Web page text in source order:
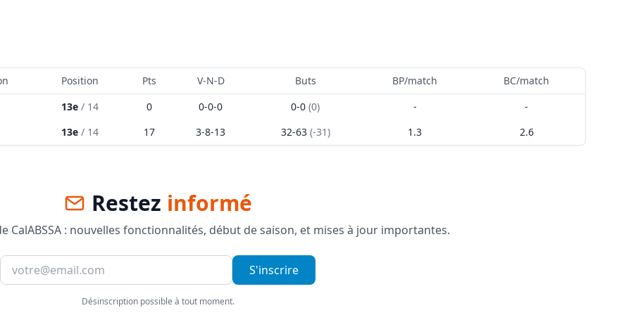
Position Pts V-N-D Buts BP/match
BC/match
13e / 14 0 0-0-0 0-0 (0) -
-
13e / 14 17 3-8-13 32-63 (-31) 1.3 2.6
Restez informé
CalABSSA : nouvelles fonctionnalités, début de saison, et mises à jour importantes.
S'inscrire
Désinscription possible à tout moment.